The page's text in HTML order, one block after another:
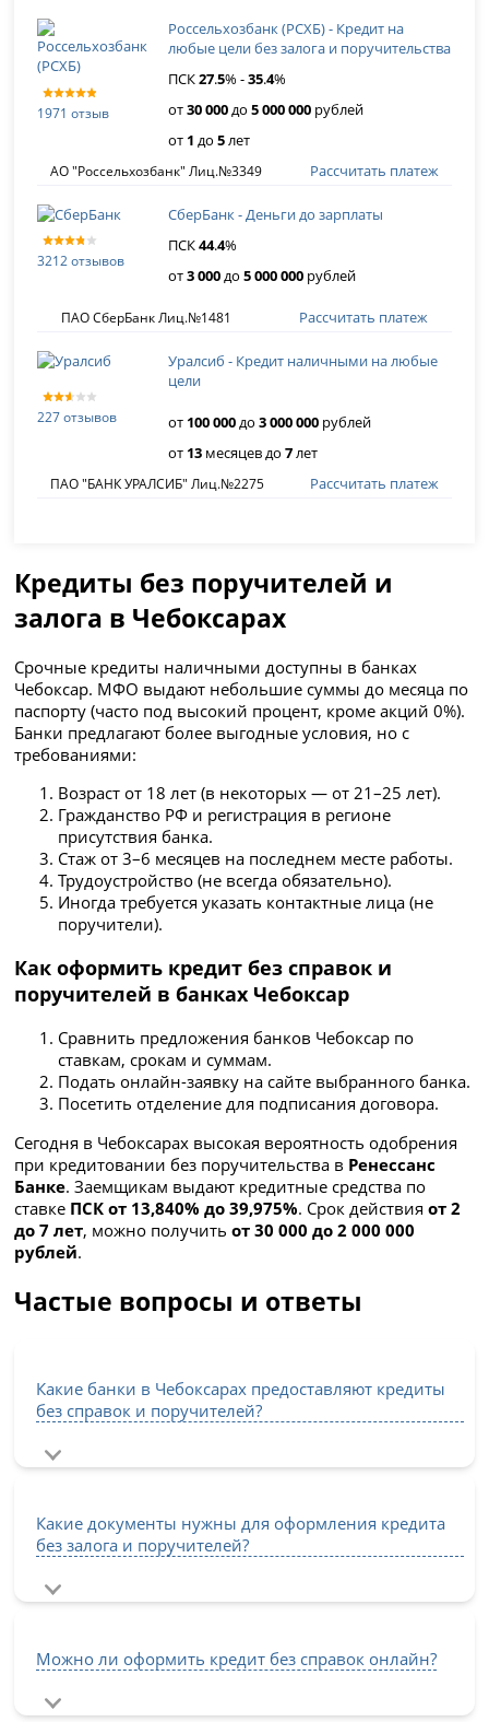
1971 отзыв
Россельхозбанк (РСХБ) - Кредит на
любые цели без залога и поручительства
ПСК27.5% -35.4%
от30 000до5 000 000 рублей
от 1 до5лет
АО "Россельхозбанк" Лиц.№3349 Рассчитать платеж
3212 отзывов
СберБанк - Деньги до зарплаты
ПСК44.4%
от3 000до5 000 000 рублей
ПАО СберБанк Лиц.№1481 Рассчитать платеж
227 отзывов
Уралсиб - Кредит наличными на любые
цели
от 100 000до3 000 000 рублей
от 13 месяцев до7лет
ПАО "БАНК УРАЛСИБ" Лиц.№2275 Рассчитать платеж
Кредиты без поручителей и
залога в Чебоксарах
Срочные кредиты наличными доступны в банках
Чебоксар. МФО выдают небольшие суммы до месяца по
паспорту (часто под высокий процент, кроме акций 0%).
Банки предлагают более выгодные условия, но с
требованиями:
Возраст от 18 лет (в некоторых — от 21–25 лет).
Гражданство РФ и регистрация в регионе
присутствия банка.
Стаж от 3–6 месяцев на последнем месте работы.
Трудоустройство (не всегда обязательно).
Иногда требуется указать контактные лица (не
поручители).
Как оформить кредит без справок и
поручителей в банках Чебоксар
Сравнить предложения банков Чебоксар по
ставкам, срокам и суммам.
Подать онлайн-заявку на сайте выбранного банка.
Посетить отделение для подписания договора.
Сегодня в Чебоксарах высокая вероятность одобрения
при кредитовании без поручительства в Ренессанс
Банке. Заемщикам выдают кредитные средства по
ставке ПСК от 13,840% до 39,975%. Срок действияот 2
до 7 лет, можно получитьот 30 000 до 2 000 000
рублей.
Частые вопросы и ответы
Какие банки в Чебоксарах предоставляют кредиты
без справок и поручителей?
Какие документы нужны для оформления кредита
без залога и поручителей?
Можно ли оформить кредит без справок онлайн?